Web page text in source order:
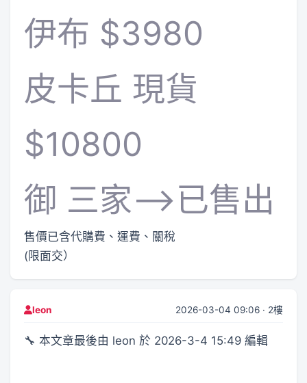
伊布 $3980
皮卡丘 現貨
$10800
御 三家-->已售出
售價已含代購費、運費、關稅
(限面交）
leon 2026-03-04 09:06 · 2樓
🔧 本文章最後由 leon 於 2026-3-4 15:49 編輯